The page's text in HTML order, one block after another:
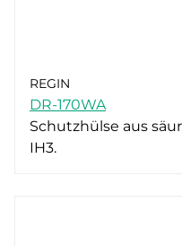
REGIN
DR-170WA
Schutzhülse aus
IH3.